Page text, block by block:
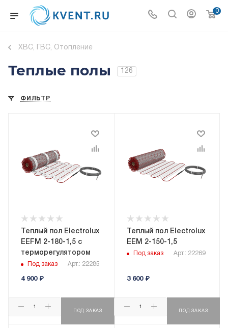
0
ХВС, ГВС, Отопление
Теплые полы 126
ФИЛЬТР
Теплый пол Electrolux
EEFM 2-180-1,5 с
терморегулятором
Под заказ Арт.: 22285
4 900₽
ПОД ЗАКАЗ
Теплый пол Electrolux
EEM 2-150-1,5
Под заказ Арт.: 22269
3 600₽
ПОД ЗАКАЗ